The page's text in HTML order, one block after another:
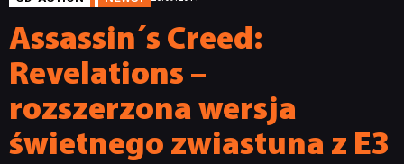
Assassin´s Creed:
Revelations –
rozszerzona wersja
świetnego zwiastuna z E3